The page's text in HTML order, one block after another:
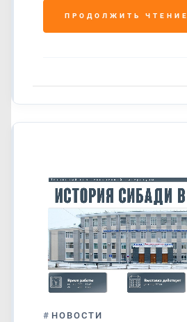
ПРОДОЛЖИТЬ ЧТЕНИЕ
# НОВОСТИ